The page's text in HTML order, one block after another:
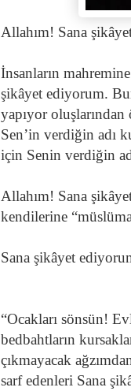
Allahım! Sana
İnsanların
şikâyet ediyorum.
yapıyor
Sen’in verdiğin adı
için Senin verdiğin
Allahım! Sana
kendilerine
Sana şikâyet
“Ocakları sönsün!
bedbahtların
çıkmayacak
sarf edenleri Sana